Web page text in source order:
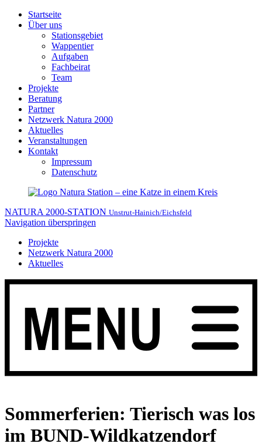
Startseite
Über uns
Stationsgebiet
Wappentier
Aufgaben
Fachbeirat
Team
Projekte
Beratung
Partner
Netzwerk Natura 2000
Aktuelles
Veranstaltungen
Kontakt
Impressum
Datenschutz
NATURA 2000-STATION Unstrut-Hainich/Eichsfeld
Navigation überspringen
Projekte
Netzwerk Natura 2000
Aktuelles
Sommerferien: Tierisch was los
im BUND-Wildkatzendorf